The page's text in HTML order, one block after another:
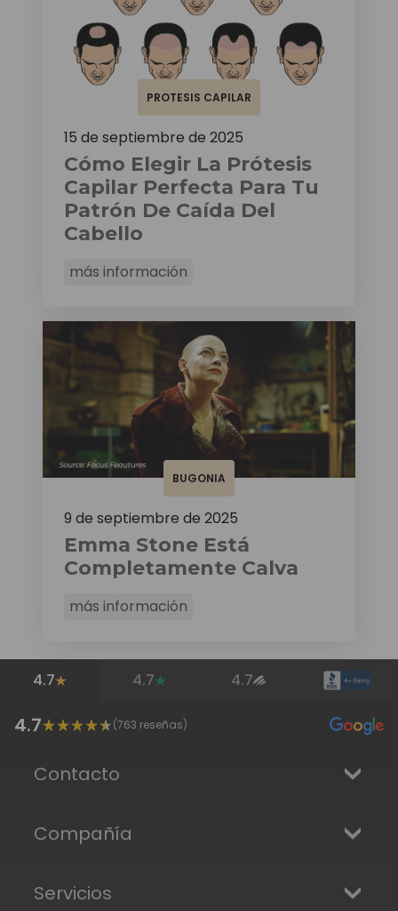
PROTESIS CAPILAR
15 de septiembre de 2025
Cómo Elegir La Prótesis
Capilar Perfecta Para Tu
Patrón De Caída Del
Cabello
más información
BUGONIA
9 de septiembre de 2025
Emma Stone Está
Completamente Calva
más información
4.7 4.7 4.7
4.7 (763 reseñas)
Contacto
Compañía
Servicios